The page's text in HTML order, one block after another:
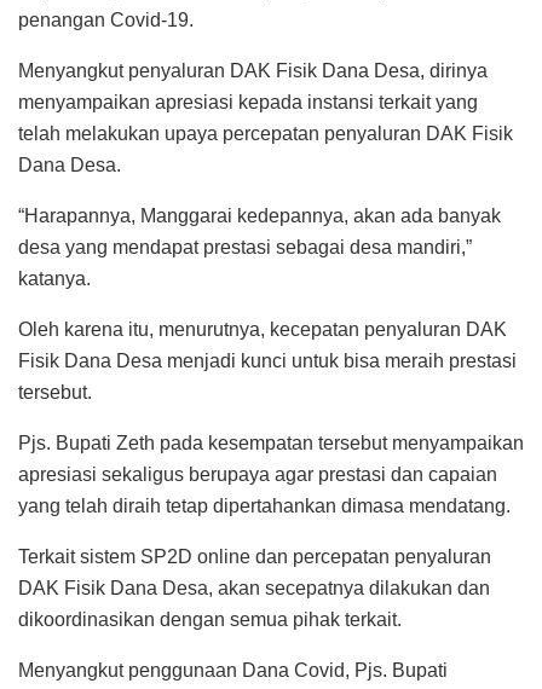
penangan Covid-19.
Menyangkut penyaluran DAK Fisik Dana Desa, dirinya
menyampaikan apresiasi kepada instansi terkait yang
telah melakukan upaya percepatan penyaluran DAK Fisik
Dana Desa.
“Harapannya, Manggarai kedepannya, akan ada banyak
desa yang mendapat prestasi sebagai desa mandiri,”
katanya.
Oleh karena itu, menurutnya, kecepatan penyaluran DAK
Fisik Dana Desa menjadi kunci untuk bisa meraih prestasi
tersebut.
Pjs. Bupati Zeth pada kesempatan tersebut menyampaikan
apresiasi sekaligus berupaya agar prestasi dan capaian
yang telah diraih tetap dipertahankan dimasa mendatang.
Terkait sistem SP2D online dan percepatan penyaluran
DAK Fisik Dana Desa, akan secepatnya dilakukan dan
dikoordinasikan dengan semua pihak terkait.
Menyangkut penggunaan Dana Covid, Pjs. Bupati